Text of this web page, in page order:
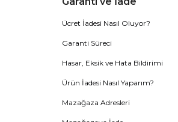
Ücret İadesi Nasıl Oluyor?
Garanti Süreci
Hasar, Eksik ve Hata Bildirimi
Ürün İadesi Nasıl Yaparım?
Mazağaza Adresleri